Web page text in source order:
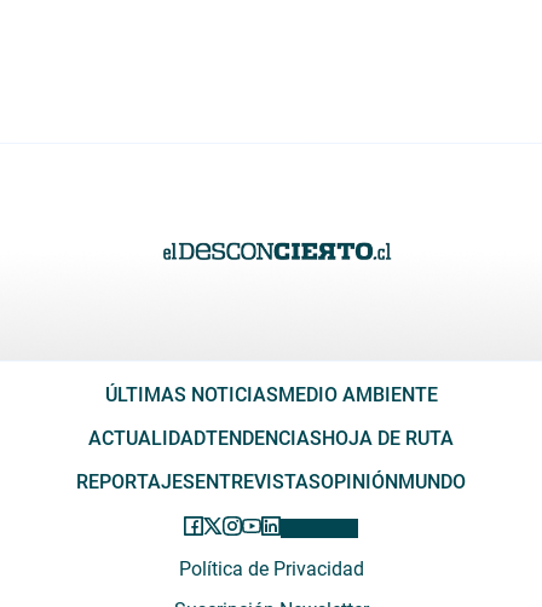
ÚLTIMAS NOTICIASMEDIO AMBIENTE
ACTUALIDADTENDENCIASHOJA DE RUTA
REPORTAJESENTREVISTASOPINIÓNMUNDO
Política de Privacidad